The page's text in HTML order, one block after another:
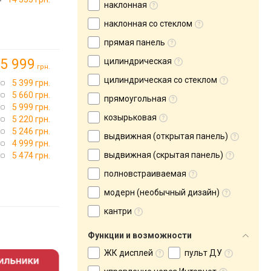
5 999 грн.
5 399 грн.
5 660 грн.
5 999 грн.
5 220 грн.
5 246 грн.
4 999 грн.
5 474 грн.
наклонная
наклонная со стеклом
прямая панель
цилиндрическая
цилиндрическая со стеклом
прямоугольная
козырьковая
выдвижная (открытая панель)
выдвижная (скрытая панель)
полновстраиваемая
модерн (необычный дизайн)
кантри
Функции и возможности
ЖК дисплей
пульт ДУ